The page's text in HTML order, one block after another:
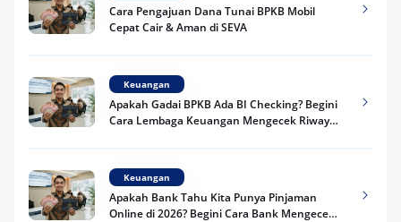
Cara Pengajuan Dana Tunai BPKB Mobil
Cepat Cair & Aman di SEVA
Keuangan
Apakah Gadai BPKB Ada BI Checking? Begini
Cara Lembaga Keuangan Mengecek Riwayat
Keuangan
Apakah Bank Tahu Kita Punya Pinjaman
Online di 2026? Begini Cara Bank Mengecek